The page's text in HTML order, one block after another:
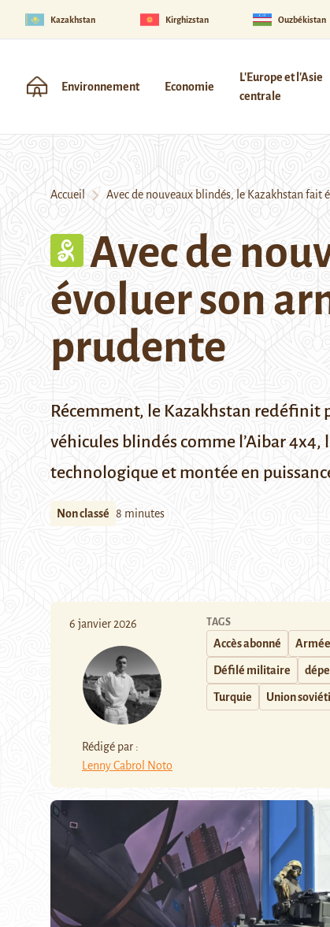
Kazakhstan Kirghizstan Ouzbékistan
Environnement Economie
L'Europe et l'Asie
centrale
Accueil Avec de nouveaux blindés, le Kazakhstan
Avec de
évoluer son
prudente
Récemment, le Kazakhstan redéfinit
véhicules blindés comme l’Aibar
technologique et montée en
Non classé 8 minutes
6 janvier 2026
Rédigé par :
Lenny Cabrol Noto
TAGS
Accès abonné Armée
Défilé militaire
Turquie Union